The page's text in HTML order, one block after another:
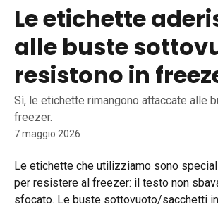
Le etichette
alle buste
resistono in
Sì, le etichette rimangono attaccate alle
freezer.
7 maggio 2026
Le etichette che utilizziamo sono
per resistere al freezer: il testo non
sfocato. Le buste sottovuoto/sacchetti